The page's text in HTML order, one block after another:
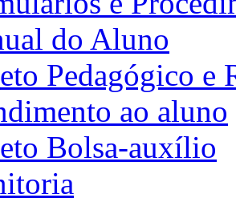
do Aluno
Pedagógico e
ao aluno
Bolsa-auxílio